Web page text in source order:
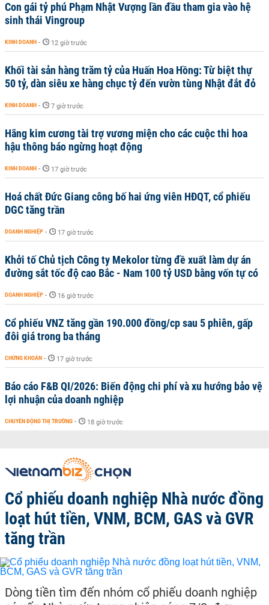
Con gái tỷ phú Phạm Nhật Vượng lần đầu tham gia vào hệ
sinh thái Vingroup
KINH DOANH - 12 giờ trước
Khối tài sản hàng trăm tỷ của Huấn Hoa Hồng: Từ biệt thự
50 tỷ, dàn siêu xe hàng chục tỷ đến vườn tùng Nhật đắt đỏ
KINH DOANH - 7 giờ trước
Hãng kim cương tài trợ vương miện cho các cuộc thi hoa
hậu thông báo ngừng hoạt động
KINH DOANH - 17 giờ trước
Hoá chất Đức Giang công bố hai ứng viên HĐQT, cổ phiếu
DGC tăng trần
DOANH NGHIỆP - 17 giờ trước
Khởi tố Chủ tịch Công ty Mekolor từng đề xuất làm dự án
đường sắt tốc độ cao Bắc - Nam 100 tỷ USD bằng vốn tự có
DOANH NGHIỆP - 16 giờ trước
Cổ phiếu VNZ tăng gần 190.000 đồng/cp sau 5 phiên, gấp
đôi giá trong ba tháng
CHỨNG KHOÁN - 17 giờ trước
Báo cáo F&B QI/2026: Biến động chi phí và xu hướng bảo vệ
lợi nhuận của doanh nghiệp
CHUYỂN ĐỘNG THỊ TRƯỜNG - 18 giờ trước
Cổ phiếu doanh nghiệp Nhà nước đồng
loạt hút tiền, VNM, BCM, GAS và GVR
tăng trần
Dòng tiền tìm đến nhóm cổ phiếu doanh nghiệp